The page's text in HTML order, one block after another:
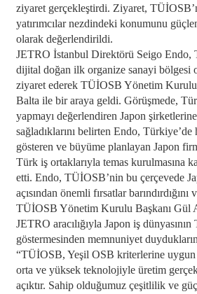
ziyaret gerçekleştirdi. Ziyaret,
yatırımcılar nezdindeki konumunu
olarak değerlendirildi.
JETRO İstanbul Direktörü Seigo Endo,
dijital doğan ilk organize sanayi bölgesi
ziyaret ederek TÜİOSB Yönetim
Balta ile bir araya geldi. Görüşmede,
yapmayı değerlendiren Japon
sağladıklarını belirten Endo, Türkiye’de
gösteren ve büyüme planlayan Japon
Türk iş ortaklarıyla temas kurulmasına
etti. Endo, TÜİOSB’nin bu çerçevede
açısından önemli fırsatlar barındırdığını
TÜİOSB Yönetim Kurulu Başkanı Gül
JETRO aracılığıyla Japon iş
göstermesinden memnuniyet
“TÜİOSB, Yeşil OSB kriterlerine uygun
orta ve yüksek teknolojiyle üretim
açıktır. Sahip olduğumuz çeşitlilik ve